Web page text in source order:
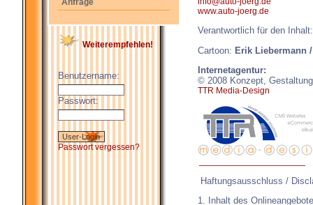
Anfrage
Weiterempfehlen!
Benutzername:
Passwort:
Passwort vergessen?
www.auto-joerg.de
Verantwortlich für den
Cartoon: Erik Liebermann
Internetagentur:
© 2008 Konzept,
TTR Media-Design
Haftungsausschluss /
1. Inhalt des